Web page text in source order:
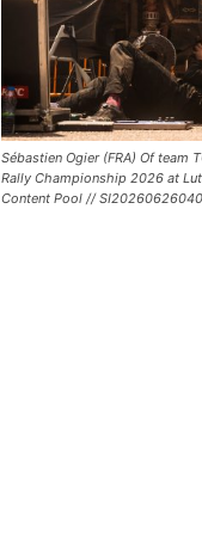
Sébastien Ogier (FRA) Of team
Rally Championship 2026 at
Content Pool //